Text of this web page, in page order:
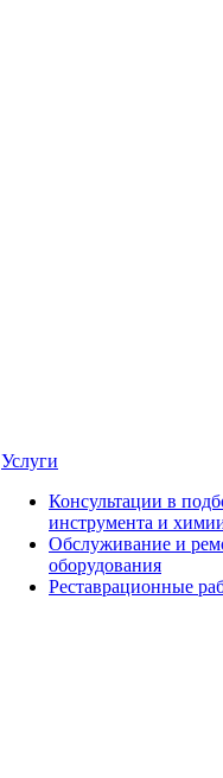
Услуги
Консультации в
инструмента и
Обслуживание и
оборудования
Реставрационные